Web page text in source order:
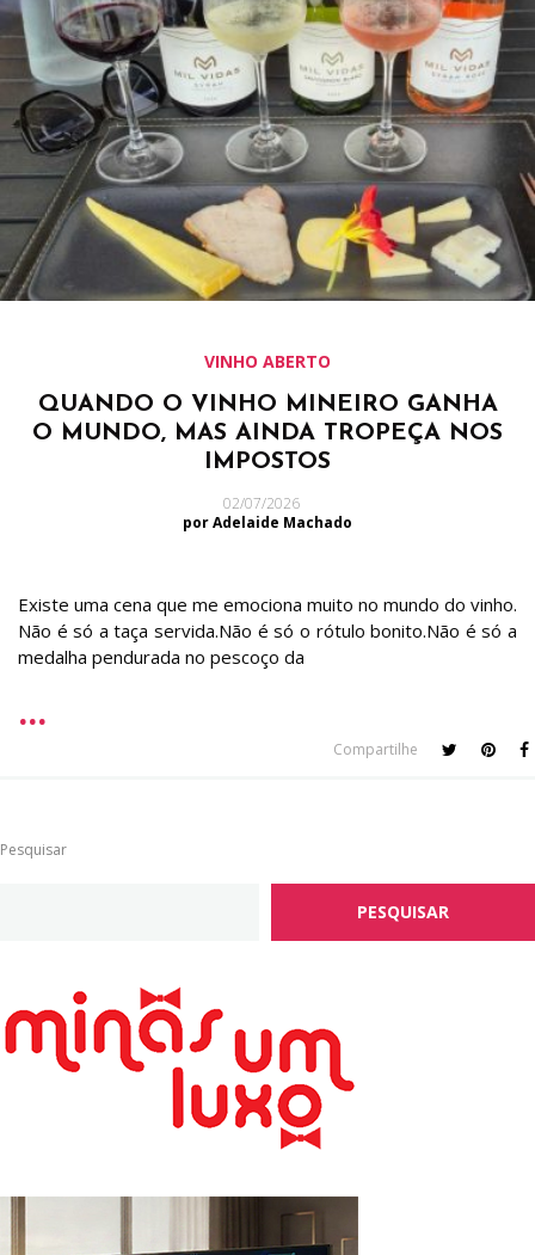
VINHO ABERTO
QUANDO O VINHO MINEIRO GANHA
O MUNDO, MAS AINDA TROPEÇA NOS
IMPOSTOS
02/07/2026
por Adelaide Machado
Existe uma cena que me emociona muito no mundo do vinho.
Não é só a taça servida.Não é só o rótulo bonito.Não é só a
medalha pendurada no pescoço da
Compartilhe
Pesquisar
PESQUISAR